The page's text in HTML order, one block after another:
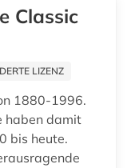
Classic
LIZENZ
1880-1996.
haben damit
bis heute.